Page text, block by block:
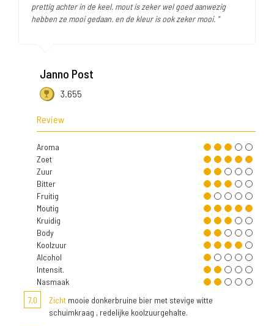
prettig achter in de keel. mout is zeker wel goed aanwezig
hebben ze mooi gedaan. en de kleur is ook zeker mooi. "
Janno Post
3.655
Review
Aroma
Zoet
Zuur
Bitter
Fruitig
Moutig
Kruidig
Body
Koolzuur
Alcohol
Intensit.
Nasmaak
7,0
Zicht mooie donkerbruine bier met stevige witte
schuimkraag , redelijke koolzuurgehalte.